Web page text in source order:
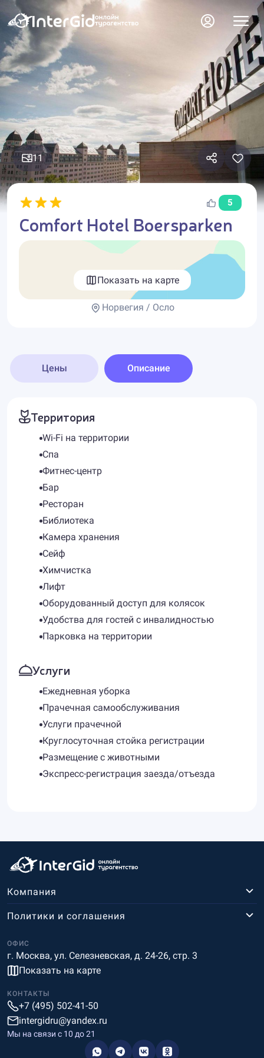
11
5
Comfort Hotel Boersparken
Показать на карте
Норвегия / Осло
Цены Описание
Территория
Wi-Fi на территории
Спа
Фитнес-центр
Бар
Ресторан
Библиотека
Камера хранения
Сейф
Химчистка
Лифт
Оборудованный доступ для колясок
Удобства для гостей с инвалидностью
Парковка на территории
Услуги
Ежедневная уборка
Прачечная самообслуживания
Услуги прачечной
Круглосуточная стойка регистрации
Размещение с животными
Экспресс-регистрация заезда/отъезда
Компания
ОФИС
г. Москва, ул. Селезневская, д. 24-26, стр. 3
Показать на карте
Политики и соглашения
КОНТАКТЫ
+7 (495) 502-41-50
intergidru@yandex.ru
Мы на связи c 10 до 21